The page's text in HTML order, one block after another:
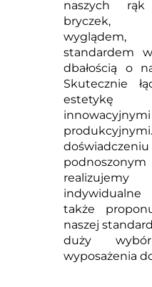
naszych rąk
bryczek,
standardem
dbałością o
Skutecznie
estetykę
także
naszej
duży
wyposażenia